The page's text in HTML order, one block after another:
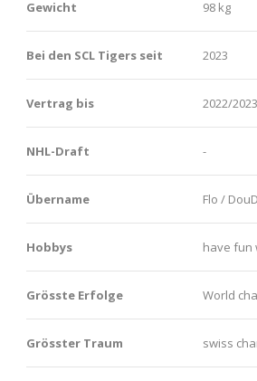
Gewicht 98 kg
Bei den SCL Tigers seit 2023
Vertrag bis 2022/2023
NHL-Draft -
Übername Flo /
Hobbys have fun
Grösste Erfolge World
Grösster Traum swiss